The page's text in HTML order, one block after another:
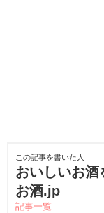
この記事を書いた人
おいしいお
お酒.jp
記事一覧